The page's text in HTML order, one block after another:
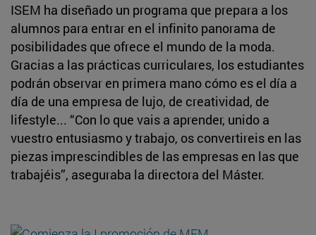
ISEM ha diseñado un programa que prepara a los
alumnos para entrar en el infinito panorama de
posibilidades que ofrece el mundo de la moda.
Gracias a las prácticas curriculares, los estudiantes
podrán observar en primera mano cómo es el día a
día de una empresa de lujo, de creatividad, de
lifestyle... “Con lo que vais a aprender, unido a
vuestro entusiasmo y trabajo, os convertireis en las
piezas imprescindibles de las empresas en las que
trabajéis”, aseguraba la directora del Máster.